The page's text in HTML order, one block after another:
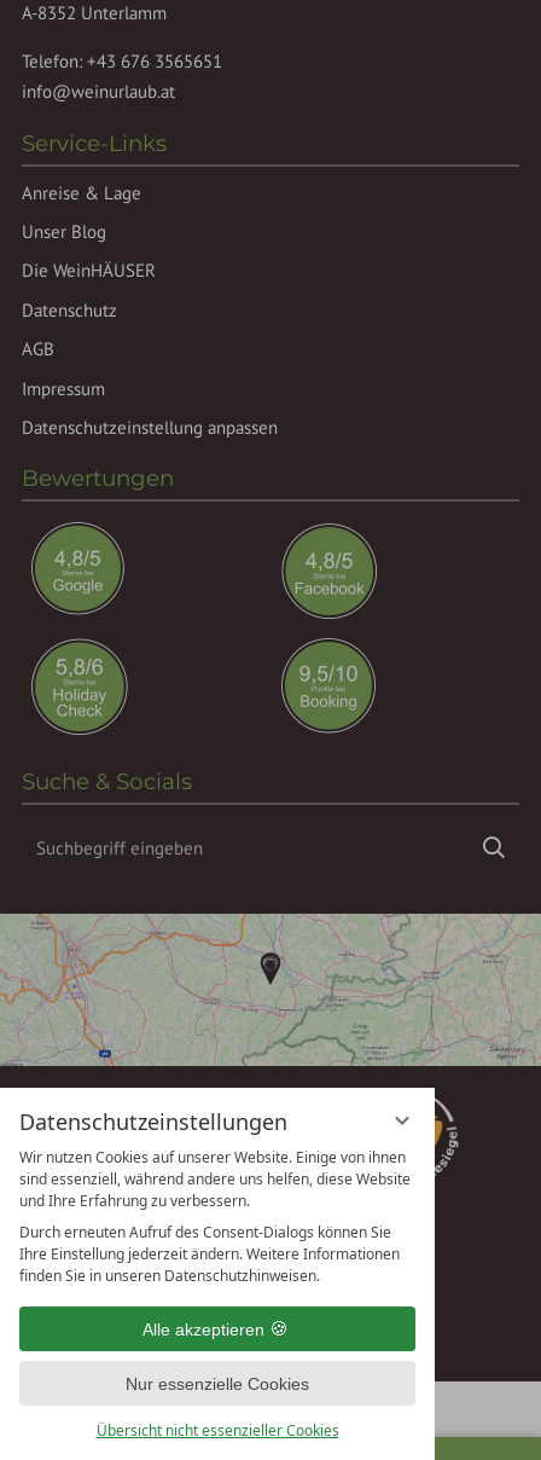
Datenschutzeinstellungen
Wir nutzen Cookies auf unserer Website. Einige von ihnen
sind essenziell, während andere uns helfen, diese Website
und Ihre Erfahrung zu verbessern.
Durch erneuten Aufruf des Consent-Dialogs können Sie
Ihre Einstellung jederzeit ändern. Weitere Informationen
finden Sie in unseren Datenschutzhinweisen.
Alle akzeptieren
Nur essenzielle Cookies
Übersicht nicht essenzieller Cookies
A-8352 Unterlamm
Telefon:+43 676 3565651
info@weinurlaub.at
Service-Links
Anreise & Lage
Unser Blog
Die WeinHÄUSER
Datenschutz
AGB
Impressum
Datenschutzeinstellung anpassen
Bewertungen
Suche & Socials
Suchbegriff
vioma GmbH